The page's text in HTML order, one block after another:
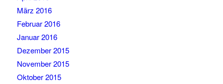
März 2016
Februar 2016
Januar 2016
Dezember 2015
November 2015
Oktober 2015